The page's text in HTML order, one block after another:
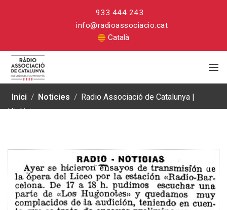
933 444 243
info@radioassociacio.cat
Català
Inici / Noticies / Radio Associació de Catalunya |
Història